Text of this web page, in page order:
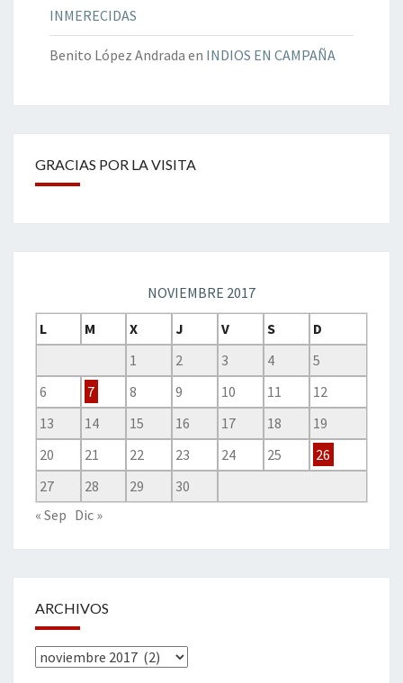
INMERECIDAS
Benito López Andrada en INDIOS EN CAMPAÑA
GRACIAS POR LA VISITA
NOVIEMBRE 2017
L
M X J V S
D
1
2 3 4
5
6
7 8 9 10 11
12
13
14 15 16 17 18
19
20
21 22 23 24 25
26
27
28 29
30
« Sep Dic »
ARCHIVOS
Archivos